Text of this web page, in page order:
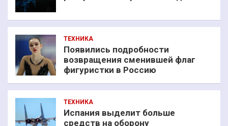
ТЕХНИКА
Появились подробности
возвращения сменившей флаг
фигуристки в Россию
ТЕХНИКА
Испания выделит больше
средств на оборону